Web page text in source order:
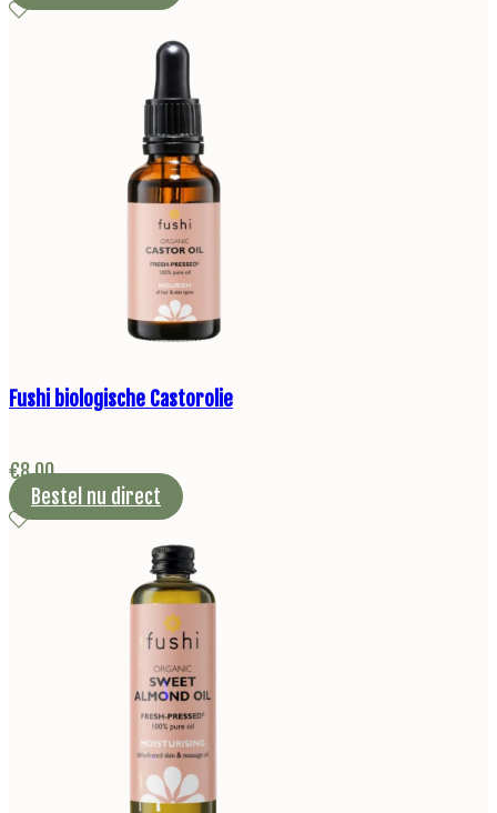
Fushi biologische Castorolie
€8,00
Bestel nu direct